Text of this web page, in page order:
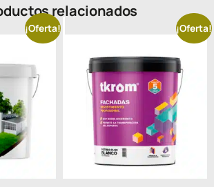
relacionados
¡Oferta! ¡Oferta!